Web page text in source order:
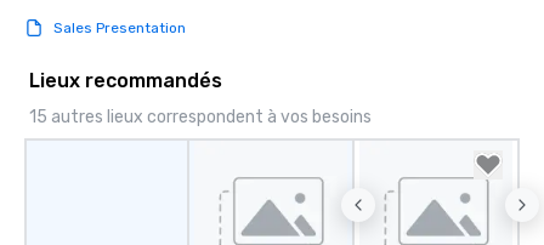
Sales Presentation
Lieux recommandés
15 autres lieux correspondent à vos besoins